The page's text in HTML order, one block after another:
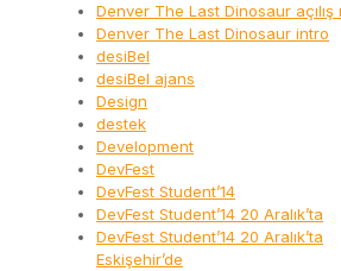
Denver The Last Dinosaur açılış
Denver The Last Dinosaur intro
desiBel
desiBel ajans
Design
destek
Development
DevFest
DevFest Student’14
DevFest Student’14 20 Aralık’ta
DevFest Student’14 20 Aralık’ta
Eskişehir’de